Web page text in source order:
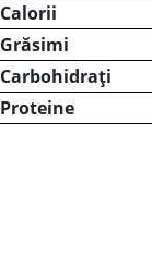
Calorii
Grăsimi
Carbohidrați
Proteine